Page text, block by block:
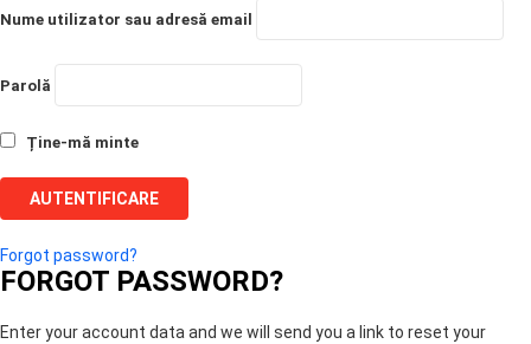
Nume utilizator sau adresă email
Parolă
Ține-mă minte
Forgot password?
FORGOT PASSWORD?
Enter your account data and we will send you a link to reset your